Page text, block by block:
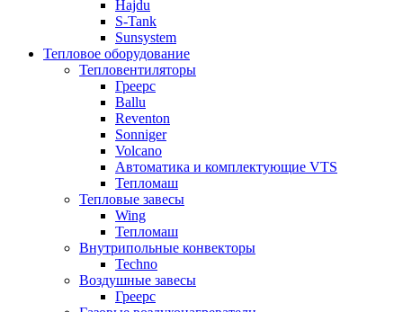
Hajdu
S-Tank
Sunsystem
Тепловое оборудование
Тепловентиляторы
Греерс
Ballu
Reventon
Sonniger
Volcano
Автоматика и комплектующие VTS
Тепломаш
Тепловые завесы
Wing
Тепломаш
Внутрипольные конвекторы
Techno
Воздушные завесы
Греерс